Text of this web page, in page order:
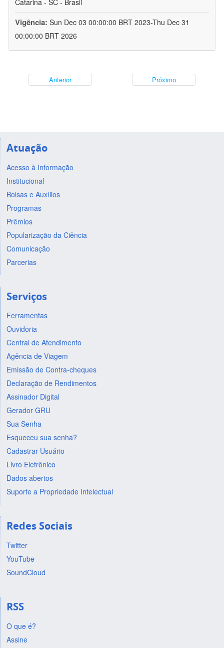
Catarina - SC - Brasil
Vigência: Sun Dec 03 00:00:00 BRT 2023-Thu Dec 31
00:00:00 BRT 2026
Anterior Próximo
Atuação
Acesso à Informação
Institucional
Bolsas e Auxílios
Programas
Prêmios
Popularização da Ciência
Comunicação
Parcerias
Serviços
Ferramentas
Ouvidoria
Central de Atendimento
Agência de Viagem
Emissão de Contra-cheques
Declaração de Rendimentos
Assinador Digital
Gerador GRU
Sua Senha
Esqueceu sua senha?
Cadastrar Usuário
Livro Eletrônico
Dados abertos
Suporte a Propriedade Intelectual
Redes Sociais
Twitter
YouTube
SoundCloud
RSS
O que é?
Assine